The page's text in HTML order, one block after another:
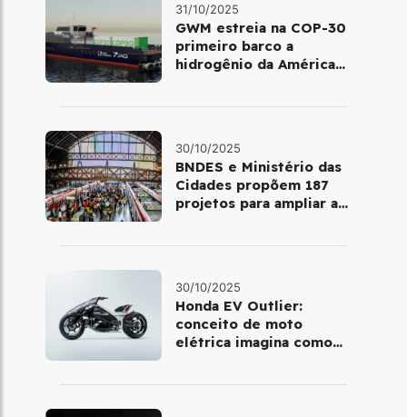
31/10/2025
GWM estreia na COP-30
primeiro barco a
hidrogênio da América
30/10/2025
BNDES e Ministério das
Cidades propõem 187
projetos para ampliar a
30/10/2025
Honda EV Outlier:
conceito de moto
elétrica imagina como